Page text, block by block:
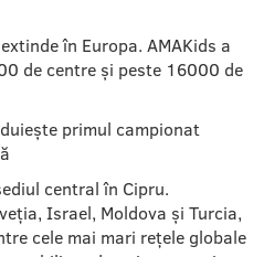
în Europa. AMAKids a
de centre și peste 16000 de
primul campionat
central în Cipru.
Israel, Moldova și Turcia,
cele mai mari rețele globale